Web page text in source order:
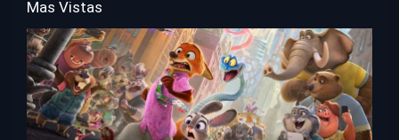
Mas Vistas